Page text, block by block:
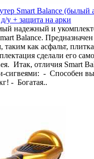
Smart Balance (былый
у + защита на арки
надежный и
Balance.
таким как асфальт,
сделали его
Итак, отличия Smart
сигвеями: - Способен
- Богатая..